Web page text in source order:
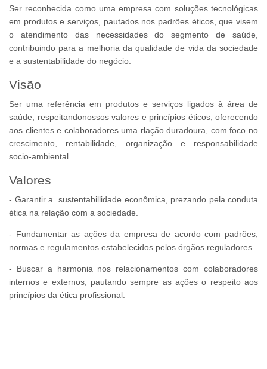
Ser reconhecida como uma empresa com soluções tecnológicas
em produtos e serviços, pautados nos padrões éticos, que visem
o atendimento das necessidades do segmento de saúde,
contribuindo para a melhoria da qualidade de vida da sociedade
e a sustentabilidade do negócio.
Visão
Ser uma referência em produtos e serviços ligados à área de
saúde, respeitandonossos valores e princípios éticos, oferecendo
aos clientes e colaboradores uma rlação duradoura, com foco no
crescimento, rentabilidade, organização e responsabilidade
socio-ambiental.
Valores
- Garantir a sustentabillidade econômica, prezando pela conduta
ética na relação com a sociedade.
- Fundamentar as ações da empresa de acordo com padrões,
normas e regulamentos estabelecidos pelos órgãos reguladores.
- Buscar a harmonia nos relacionamentos com colaboradores
internos e externos, pautando sempre as ações o respeito aos
princípios da ética profissional.